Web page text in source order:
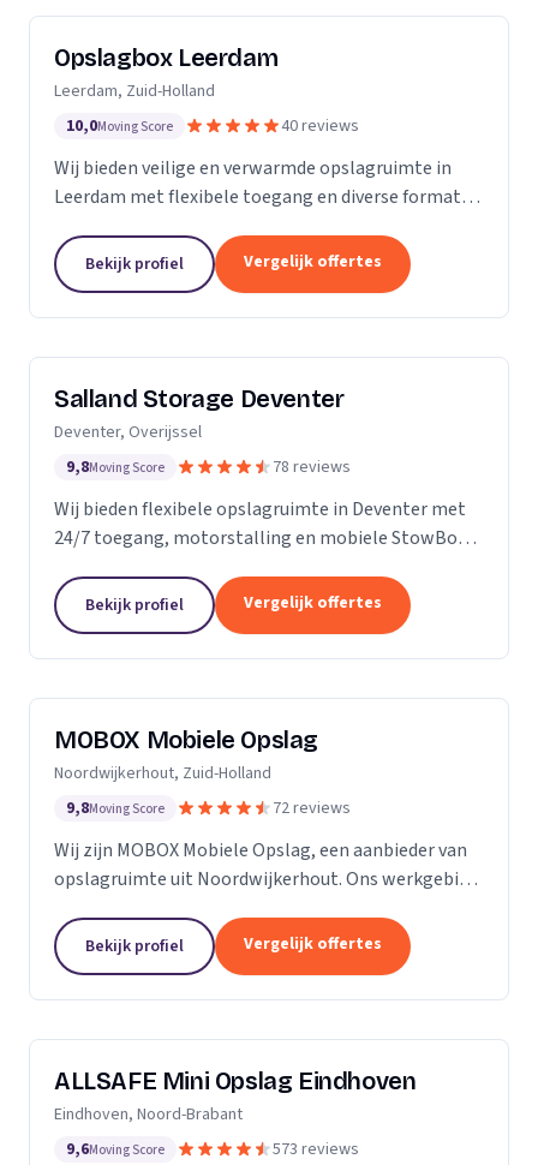
Opslagbox Leerdam
Leerdam, Zuid-Holland
10,0Moving Score 40 reviews
Wij bieden veilige en verwarmde opslagruimte in
Leerdam met flexibele toegang en diverse formaten
Bekijk profiel Vergelijk offertes
Salland Storage Deventer
Deventer, Overijssel
9,8Moving Score 78 reviews
Wij bieden flexibele opslagruimte in Deventer met
24/7 toegang, motorstalling en mobiele StowBox
Bekijk profiel Vergelijk offertes
MOBOX Mobiele Opslag
Noordwijkerhout, Zuid-Holland
9,8Moving Score 72 reviews
Wij zijn MOBOX Mobiele Opslag, een aanbieder van
opslagruimte uit Noordwijkerhout. Ons werkgebied
Bekijk profiel Vergelijk offertes
ALLSAFE Mini Opslag Eindhoven
Eindhoven, Noord-Brabant
9,6Moving Score 573 reviews